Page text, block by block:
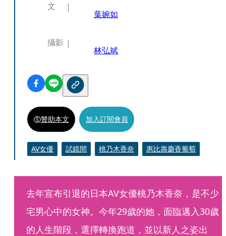
文
葉婉如
攝影
林弘斌
贊助本文 加入訂閱會員
AV女優 試鏡間 桃乃木香奈 惠比壽麝香葡萄
去年宣布引退的日本AV女優桃乃木香奈，是不少
宅男心中的女神。今年29歲的她，面臨邁入30歲
的人生階段，選擇轉換跑道，並以新人之姿出